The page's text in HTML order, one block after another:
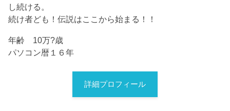
し続ける。
続け者ども！伝説はここから始まる！！
年齢 10万?歳
パソコン暦１６年
詳細プロフィール